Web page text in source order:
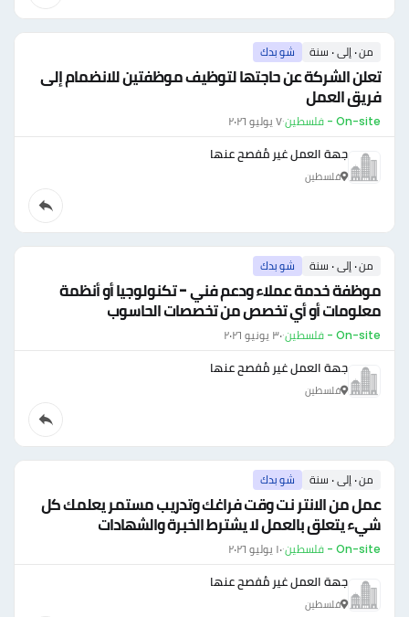
من ٠ إلى ٠ سنة شو بدك
تعلن الشركة عن حاجتها لتوظيف موظفتين للانضمام إلى
فريق العمل
On-site - فلسطين ·٧ يوليو ٢٠٢٦
جهة العمل غير مُفصح عنها
فلسطين
من ٠ إلى ٠ سنة شو بدك
موظفة خدمة عملاء ودعم فني - تكنولوجيا أو أنظمة
معلومات أو أي تخصص من تخصصات الحاسوب
On-site - فلسطين ·٣٠ يونيو ٢٠٢٦
جهة العمل غير مُفصح عنها
فلسطين
من ٠ إلى ٠ سنة شو بدك
عمل من الانتر نت وقت فراغك وتدريب مستمر يعلمك كل
شيء يتعلق بالعمل لا يشترط الخبرة والشهادات
On-site - فلسطين ·١٠ يوليو ٢٠٢٦
جهة العمل غير مُفصح عنها
فلسطين